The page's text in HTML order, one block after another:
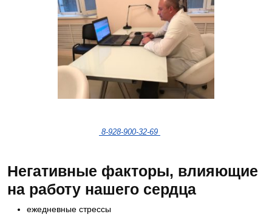
8-928-900-32-69
Негативные факторы, влияющие
на работу нашего сердца
ежедневные стрессы